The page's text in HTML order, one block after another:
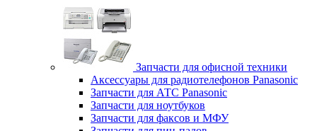
Запчасти для офисной техники
Аксессуары для радиотелефонов Panasonic
Запчасти для АТС Panasonic
Запчасти для ноутбуков
Запчасти для факсов и МФУ